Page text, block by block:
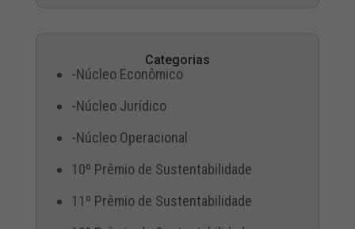
Categorias
-Núcleo Econômico
-Núcleo Jurídico
-Núcleo Operacional
10º Prêmio de Sustentabilidade
11º Prêmio de Sustentabilidade